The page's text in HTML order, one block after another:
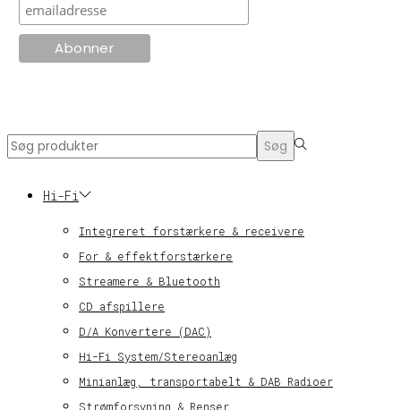
Search
Søg
Hi-Fi
Integreret forstærkere & receivere
For & effektforstærkere
Streamere & Bluetooth
CD afspillere
D/A Konvertere (DAC)
Hi-Fi System/Stereoanlæg
Minianlæg, transportabelt & DAB Radioer
Strømforsyning & Renser